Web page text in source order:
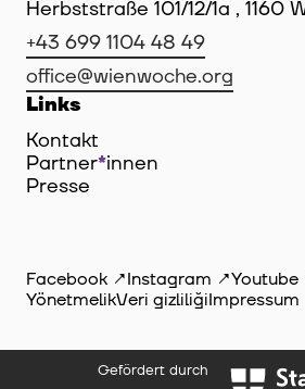
Herbststraße 101/12/1a , 1160
+43 699 1104 48 49
office@wienwoche.org
Links
Kontakt
Partner*innen
Presse
Facebook Instagram Youtube
YönetmelikVeri gizliliğiImpressum
Gefördert durch